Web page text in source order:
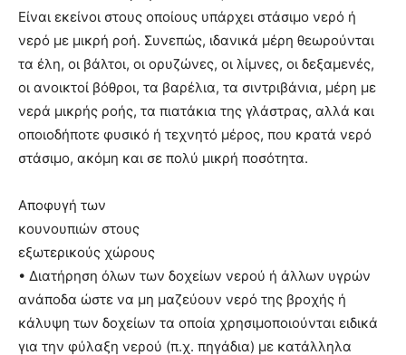
Είναι εκείνοι στους οποίους υπάρχει στάσιμο νερό ή
νερό με μικρή ροή. Συνεπώς, ιδανικά μέρη θεωρούνται
τα έλη, οι βάλτοι, οι ορυζώνες, οι λίμνες, οι δεξαμενές,
οι ανοικτοί βόθροι, τα βαρέλια, τα σιντριβάνια, μέρη με
νερά μικρής ροής, τα πιατάκια της γλάστρας, αλλά και
οποιοδήποτε φυσικό ή τεχνητό μέρος, που κρατά νερό
στάσιμο, ακόμη και σε πολύ μικρή ποσότητα.
Αποφυγή των
κουνουπιών στους
εξωτερικούς χώρους
• Διατήρηση όλων των δοχείων νερού ή άλλων υγρών
ανάποδα ώστε να μη μαζεύουν νερό της βροχής ή
κάλυψη των δοχείων τα οποία χρησιμοποιούνται ειδικά
για την φύλαξη νερού (π.χ. πηγάδια) με κατάλληλα